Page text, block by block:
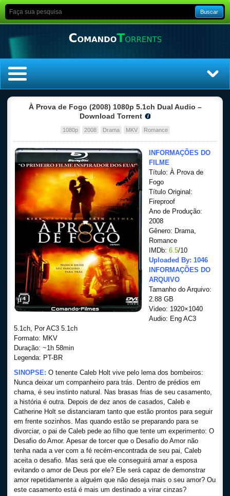
Buscar
Top Séries
Filmes
Dublado
Legendado
À Prova de Fogo (2008) 1080p 5.1ch Dual Audio –
Download Torrent
1080p 2008 Drama MKV Romance
INFORMAÇÕES DO
FILME
Título: À Prova de
Fogo
Título Original:
Fireproof
Ano de Produção:
2008
Gênero: Drama,
Romance
IMDb: 6.5/10
Uploaded By: 1046
INFORMAÇÕES DO
ARQUIVO
Tamanho do Arquivo:
2.88 GB
Video: 1920×1040
Audio: Eng AC3
5.1ch, Por AC3 5.1ch
Formato: MKV
Duração: ~1h 58min
Legenda: PT-BR
SINOPSE: O tenente Caleb Holt vive pelo lema dos bombeiros:
Nunca deixar um companheiro para trás. Dentro de prédios em
chama, é seu instinto natural. Nas brasas frias de seu casamento,
a história é outra. Depois de dez anos de casados, Caleb e
Catherine Holt se distanciaram tanto que estão prontos para seguir
em frente sozinhos. Mas quando estão se preparando para se
divorciar, o pai de Caleb pede ao filho que tente um experimento: O
Desafio do Amor. Apesar de torcer que o Desafio do Amor não
tenha nada a ver com a fé recém-encontrada de seu pai, Caleb
aceita o desafio. Mas será que ele conseguirá amar a esposa
evitando o amor de Deus por ele? Ele será capaz de demonstrar
amor repetidamente a alguém que não deseja mais o seu amor? Ou
este casamento está é mais um destinado a virar cinzas?